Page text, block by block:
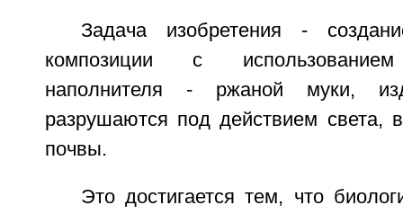
Задача изобретения -
композиции с использованием
наполнителя - ржаной муки,
разрушаются под действием света,
почвы.
Это достигается тем, что